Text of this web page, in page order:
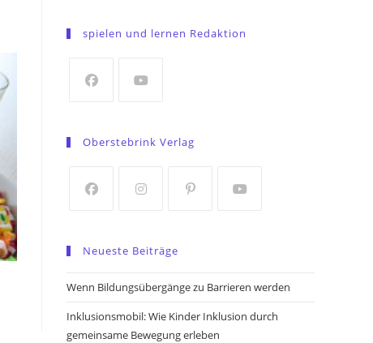
a
tab
spielen und lernen Redaktion
a
tab
Oberstebrink Verlag
a
new
a
new
new
Neueste Beiträge
Wenn Bildungsübergänge zu Barrieren werden
Inklusionsmobil: Wie Kinder Inklusion durch
gemeinsame Bewegung erleben